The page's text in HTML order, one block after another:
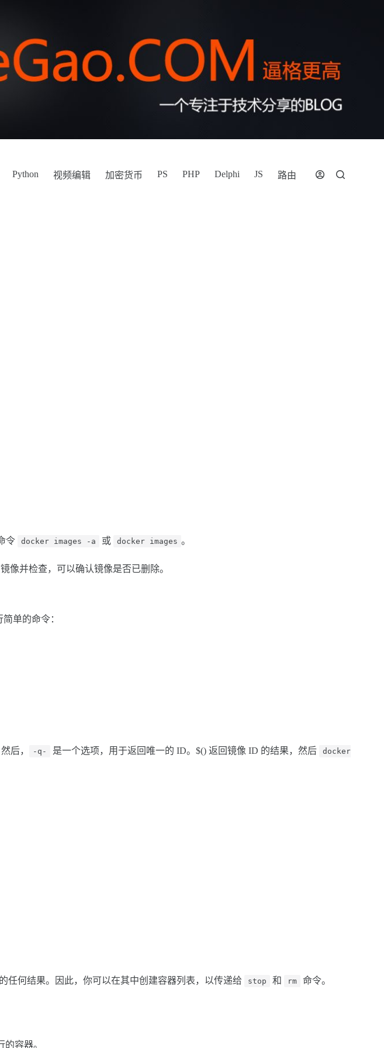
Python 视频编辑 加密货币 PS PHP Delphi JS 路由
令 docker images -a 或 docker images 。
像并检查，可以确认镜像是否已删除。
单的命令：
后， -q- 是一个选项，用于返回唯一的 ID。$() 返回镜像 ID 的结果，然后
docker
任何结果。因此，你可以在其中创建容器列表，以传递给 stop 和 rm 命令。
容器。